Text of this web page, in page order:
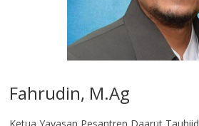
Fahrudin, M.Ag​